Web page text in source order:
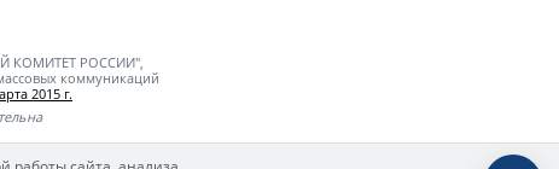
КОМИТЕТ РОССИИ",
коммуникаций
2015 г.